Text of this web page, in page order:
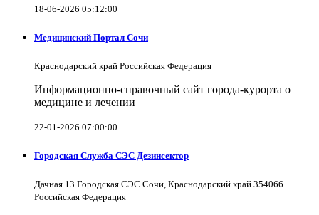
18-06-2026 05:12:00
Медицинский Портал Сочи
Краснодарский край Российская Федерация
Информационно-справочный сайт города-курорта о
медицине и лечении
22-01-2026 07:00:00
Городская Служба СЭС Дезинсектор
Дачная 13 Городская СЭС Сочи, Краснодарский край 354066
Российская Федерация